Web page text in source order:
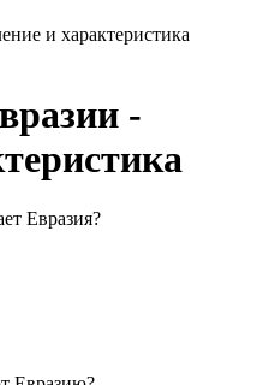
и характеристика
-
Евразия?